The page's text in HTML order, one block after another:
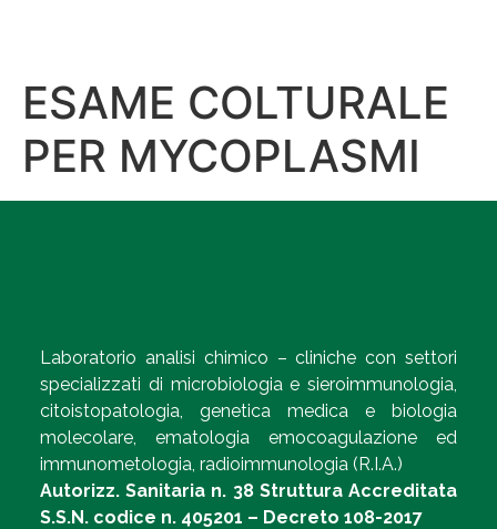
ESAME COLTURALE
PER MYCOPLASMI
Laboratorio analisi chimico – cliniche con settori
specializzati di microbiologia e sieroimmunologia,
citoistopatologia, genetica medica e biologia
molecolare, ematologia emocoagulazione ed
immunometologia, radioimmunologia (R.I.A.)
Autorizz. Sanitaria n. 38 Struttura Accreditata
S.S.N. codice n. 405201 – Decreto 108-2017